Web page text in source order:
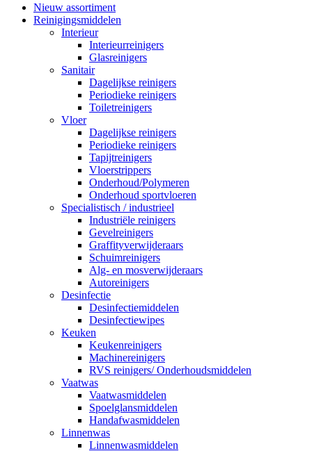
Nieuw assortiment
Reinigingsmiddelen
Interieur
Interieurreinigers
Glasreinigers
Sanitair
Dagelijkse reinigers
Periodieke reinigers
Toiletreinigers
Vloer
Dagelijkse reinigers
Periodieke reinigers
Tapijtreinigers
Vloerstrippers
Onderhoud/Polymeren
Onderhoud sportvloeren
Specialistisch / industrieel
Industriële reinigers
Gevelreinigers
Graffityverwijderaars
Schuimreinigers
Alg- en mosverwijderaars
Autoreinigers
Desinfectie
Desinfectiemiddelen
Desinfectiewipes
Keuken
Keukenreinigers
Machinereinigers
RVS reinigers/ Onderhoudsmiddelen
Vaatwas
Vaatwasmiddelen
Spoelglansmiddelen
Handafwasmiddelen
Linnenwas
Linnenwasmiddelen